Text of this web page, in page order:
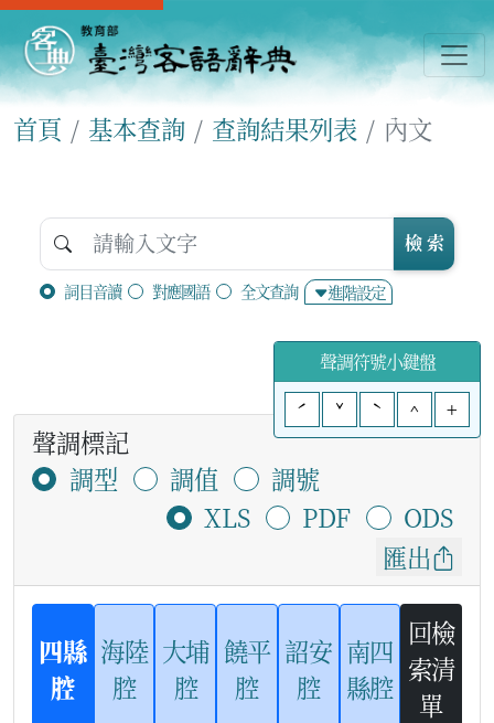
首頁 基本查詢 查詢結果列表 內文
詞目音讀 對應國語 全文查詢 進階設定
檢 索
聲調符號小鍵盤
ˊ
ˇ ˋ ^ +
聲調標記
調型
調值
調號
XLS
PDF
ODS
匯出
四縣
腔
海陸
腔
大埔
腔
饒平
腔
詔安
腔
南四
縣腔
回檢
索清
單